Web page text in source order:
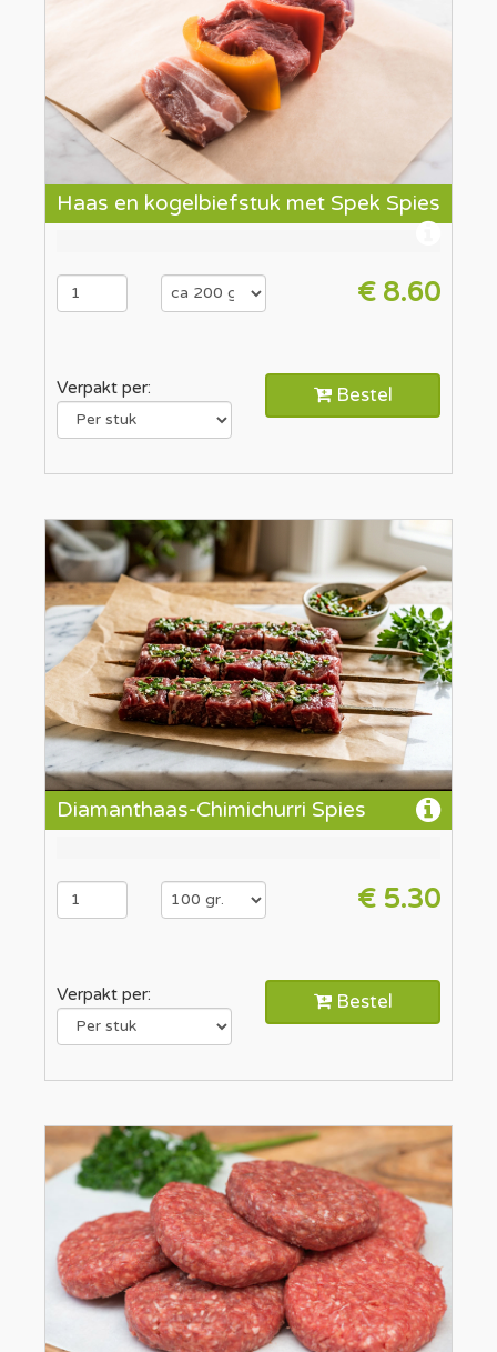
Haas en kogelbiefstuk met Spek Spies
€ 8.60
Verpakt per: Bestel
Diamanthaas-Chimichurri Spies
€ 5.30
Verpakt per: Bestel